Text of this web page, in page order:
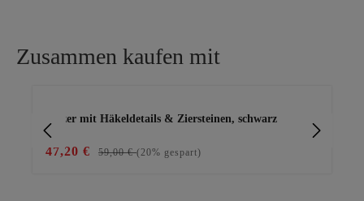
Zusammen kaufen mit
Blazer mit Häkeldetails & Ziersteinen, schwarz
47,20 € 59,00 €(20% gespart)